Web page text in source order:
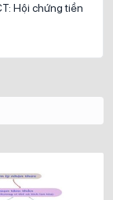
Hội chứng tiền